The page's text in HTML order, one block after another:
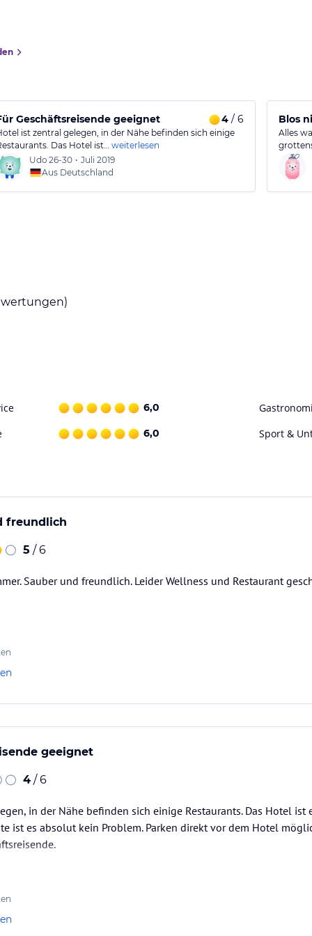
Geschäftsreisende geeignet 4/ 6
ist zentral gelegen, in der Nähe befinden sich einige
Das Hotel ist… weiterlesen
Udo 26-30 • Juli 2019
Aus Deutschland
Blos
Alles
6,0
6,0 Sport &
freundlich
5 / 6
Sauber und freundlich. Leider Wellness und Restaurant
geeignet
4 / 6
in der Nähe befinden sich einige Restaurants. Das Hotel ist
ist es absolut kein Problem. Parken direkt vor dem Hotel